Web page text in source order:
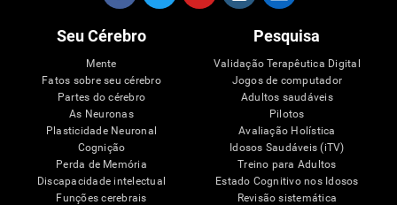
Seu Cérebro
Mente
Fatos sobre seu cérebro
Partes do cérebro
As Neuronas
Plasticidade Neuronal
Cognição
Perda de Memória
Discapacidade intelectual
Funções cerebrais
Pesquisa
Validação Terapêutica Digital
Jogos de computador
Adultos saudáveis
Pilotos
Avaliação Holística
Idosos Saudáveis (iTV)
Treino para Adultos
Estado Cognitivo nos Idosos
Revisão sistemática